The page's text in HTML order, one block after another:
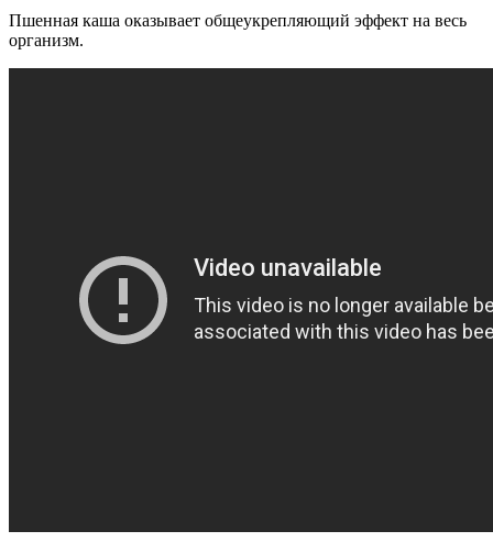
Пшенная каша оказывает общеукрепляющий эффект на весь
организм.